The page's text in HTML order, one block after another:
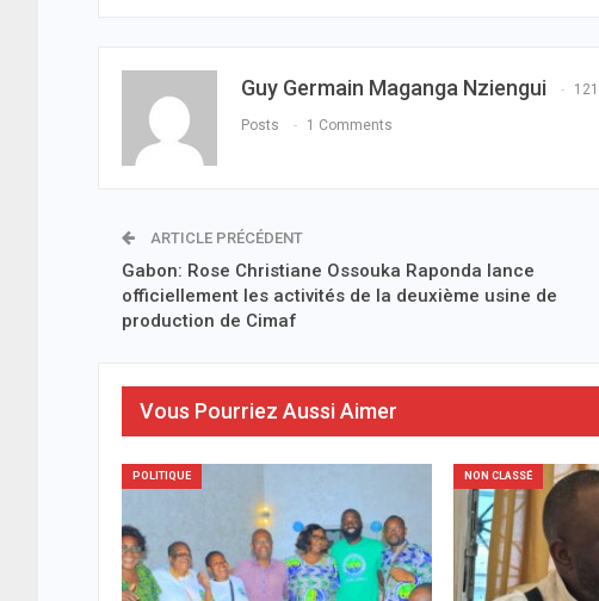
Guy Germain Maganga Nziengui
Posts 1 Comments
ARTICLE PRÉCÉDENT
Gabon: Rose Christiane Ossouka Raponda lance
officiellement les activités de la deuxième usine de
production de Cimaf
Vous Pourriez Aussi Aimer
POLITIQUE NON CLASSÉ